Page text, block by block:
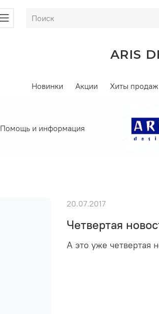
ARIS
Новинки Акции Хиты продаж
Помощь и информация
Четвертая
А это уже четвертая
20.07.2017